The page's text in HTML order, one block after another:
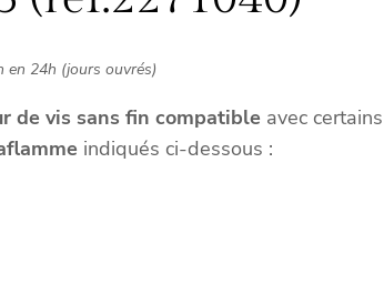
en 24h (jours ouvrés)
de vis sans fin compatible avec
indiqués ci-dessous :